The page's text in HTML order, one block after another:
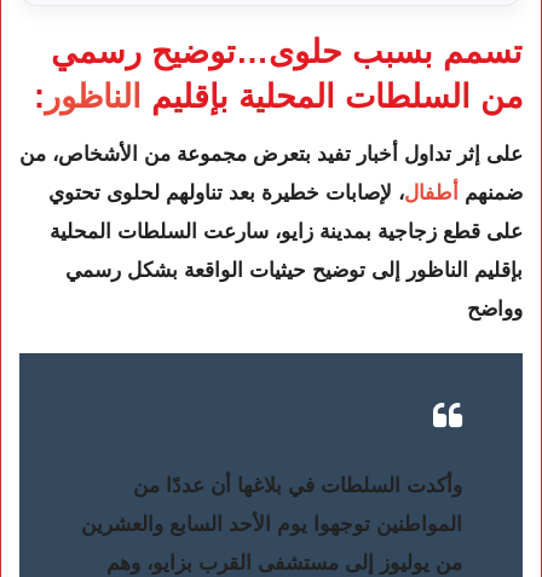
تسمم بسبب حلوى…توضيح رسمي
من السلطات المحلية بإقليم
الناظور :
على إثر تداول أخبار تفيد بتعرض مجموعة من الأشخاص، من
ضمنهم
أطفال، لإصابات خطيرة بعد تناولهم لحلوى تحتوي
على قطع زجاجية بمدينة زايو، سارعت السلطات المحلية
بإقليم الناظور إلى توضيح حيثيات الواقعة بشكل رسمي
وواضح
وأكدت السلطات في بلاغها أن عددًا من
المواطنين توجهوا يوم الأحد السابع والعشرين
من يوليوز إلى مستشفى القرب بزايو، وهم